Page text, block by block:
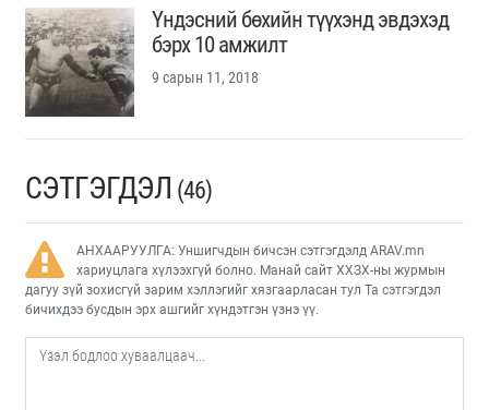
Үндэсний бөхийн түүхэнд эвдэхэд
бэрх 10 амжилт
9 сарын 11, 2018
СЭТГЭГДЭЛ (46)
АНХААРУУЛГА: Уншигчдын бичсэн сэтгэгдэлд ARAV.mn
хариуцлага хүлээхгүй болно. Манай сайт ХХЗХ-ны журмын
дагуу зүй зохисгүй зарим хэллэгийг хязгаарласан тул Та сэтгэгдэл
бичихдээ бусдын эрх ашгийг хүндэтгэн үзнэ үү.